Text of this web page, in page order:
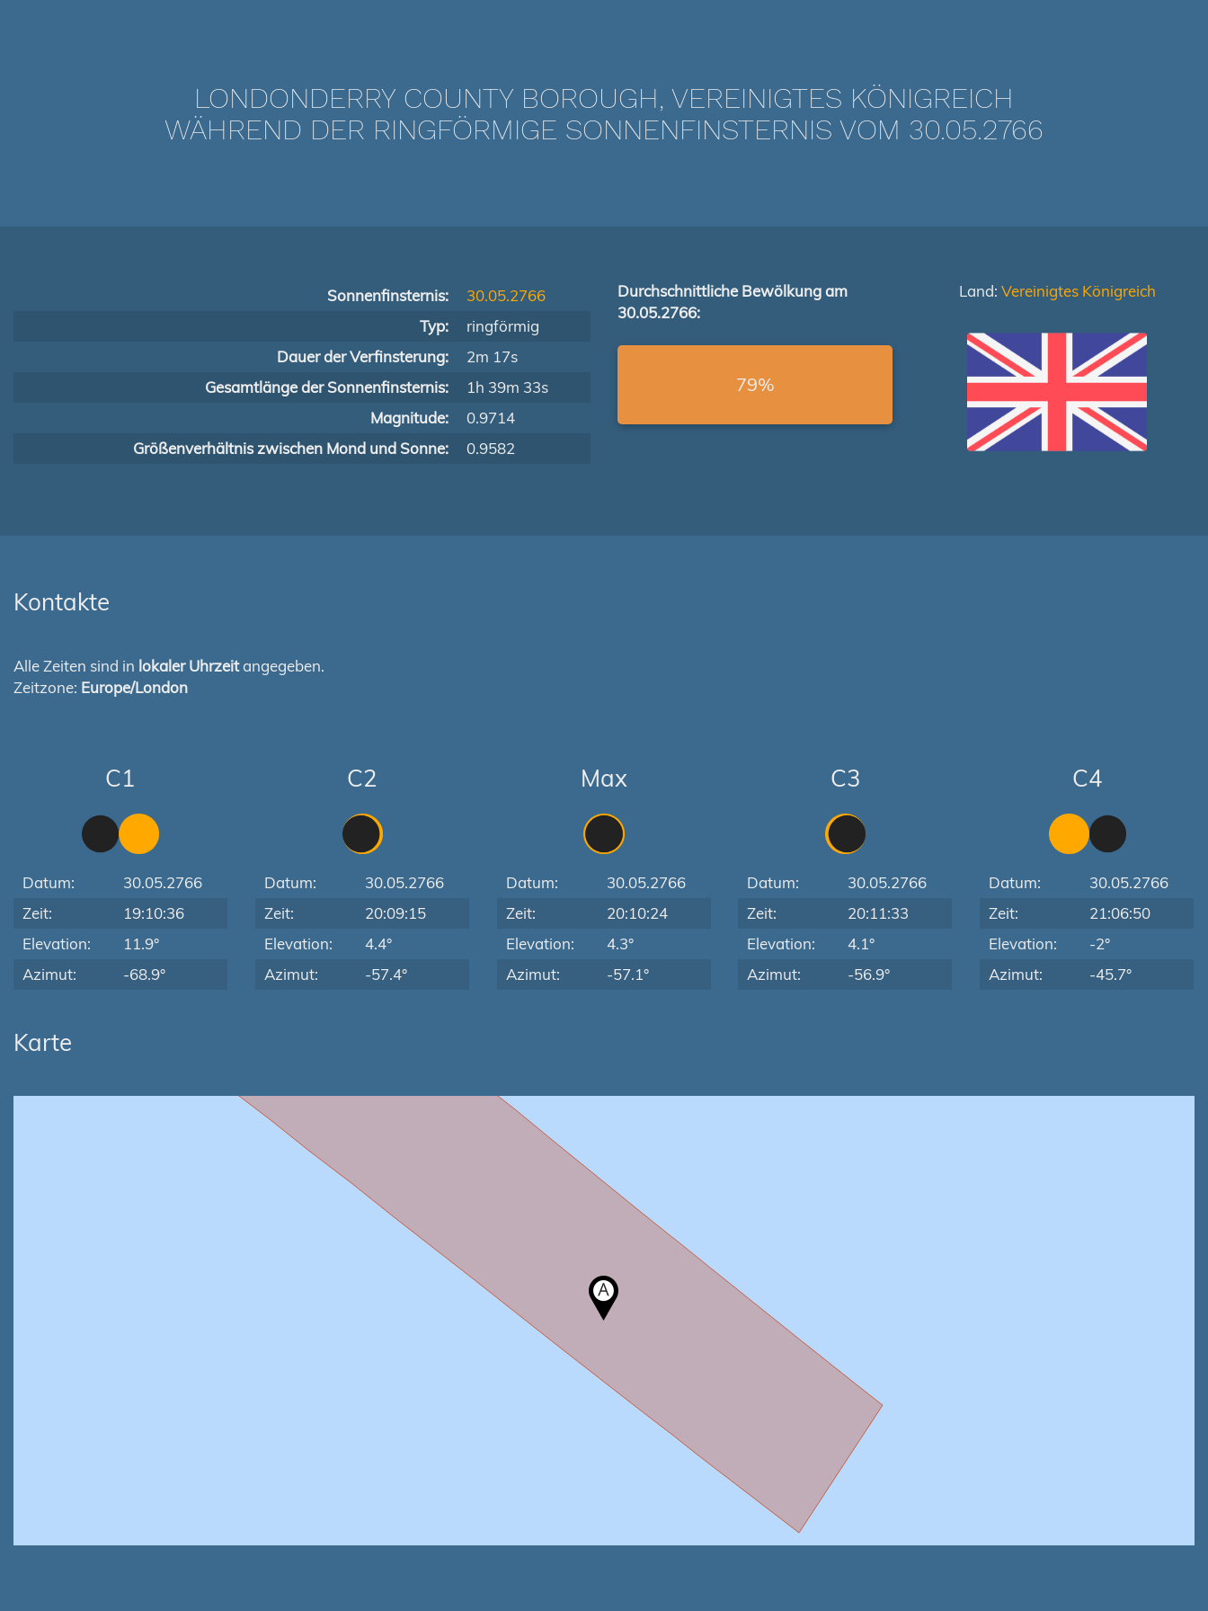
LONDONDERRY COUNTY BOROUGH, VEREINIGTES KÖNIGREICH
WÄHREND DER RINGFÖRMIGE SONNENFINSTERNIS VOM 30.05.2766
Sonnenfinsternis:
30.05.2766
Typ:
ringförmig
Dauer der Verfinsterung:
2m 17s
Gesamtlänge der Sonnenfinsternis:
1h 39m 33s
Magnitude:
0.9714
Größenverhältnis zwischen Mond und Sonne:
0.9582
Durchschnittliche Bewölkung am
30.05.2766:
79%
Land: Vereinigtes Königreich
Kontakte
Alle Zeiten sind in lokaler Uhrzeitangegeben.
Zeitzone: Europe/London
C1
Datum:
30.05.2766
Zeit:
19:10:36
Elevation:
11.9°
Azimut:
-68.9°
C2
Datum:
30.05.2766
Zeit:
20:09:15
Elevation:
4.4°
Azimut:
-57.4°
Max
Datum:
30.05.2766
Zeit:
20:10:24
Elevation:
4.3°
Azimut:
-57.1°
C3
Datum:
30.05.2766
Zeit:
20:11:33
Elevation:
4.1°
Azimut:
-56.9°
C4
Datum:
30.05.2766
Zeit:
21:06:50
Elevation:
-2°
Azimut:
-45.7°
Karte